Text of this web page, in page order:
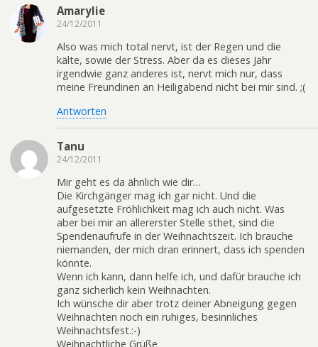
Amarylie
24/12/2011
Also was mich total nervt, ist der Regen und die
kälte, sowie der Stress. Aber da es dieses Jahr
irgendwie ganz anderes ist, nervt mich nur, dass
meine Freundinen an Heiligabend nicht bei mir sind. ;(
Antworten
Tanu
24/12/2011
Mir geht es da ähnlich wie dir…
Die Kirchgänger mag ich gar nicht. Und die
aufgesetzte Fröhlichkeit mag ich auch nicht. Was
aber bei mir an allererster Stelle sthet, sind die
Spendenaufrufe in der Weihnachtszeit. Ich brauche
niemanden, der mich dran erinnert, dass ich spenden
könnte.
Wenn ich kann, dann helfe ich, und dafür brauche ich
ganz sicherlich kein Weihnachten.
Ich wünsche dir aber trotz deiner Abneigung gegen
Weihnachten noch ein ruhiges, besinnliches
Weihnachtsfest.:-)
Weihnachtliche Grüße